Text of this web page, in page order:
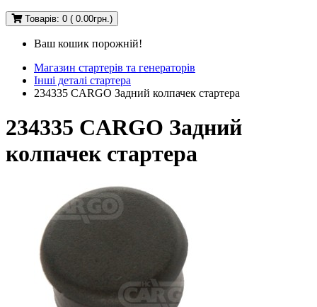
Товарів: 0 ( 0.00грн.)
Ваш кошик порожній!
Магазин стартерів та генераторів
Інші деталі стартера
234335 CARGO Задний колпачек стартера
234335 CARGO Задний
колпачек стартера